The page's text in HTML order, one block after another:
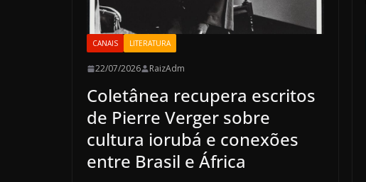
CANAIS LITERATURA
22/07/2026 RaizAdm
Coletânea recupera escritos
de Pierre Verger sobre
cultura iorubá e conexões
entre Brasil e África